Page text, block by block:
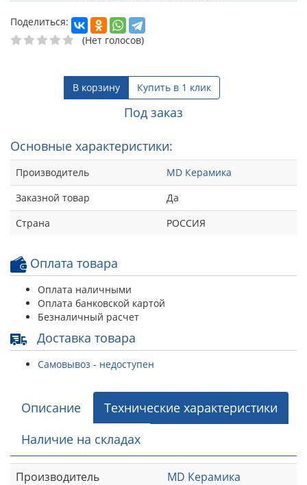
Поделиться:
(Нет голосов)
В корзину Купить в 1 клик
Под заказ
Основные характеристики:
Производитель
MD Керамика
Заказной товар
Да
Страна
РОССИЯ
Оплата товара
Оплата наличными
Оплата банковской картой
Безналичный расчет
Доставка товара
Самовывоз - недоступен
Описание
Технические характеристики
Наличие на складах
Производитель
MD Керамика